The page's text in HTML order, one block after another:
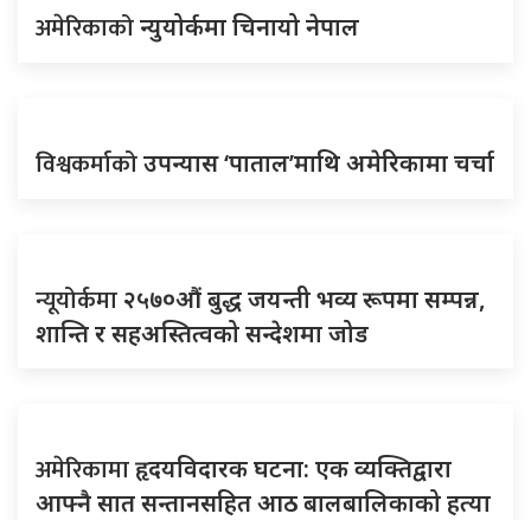
अमेरिकाकोन्युयोर्कमा चिनायो नेपाल
विश्वकर्माकोउपन्यास ‘पाताल’माथि अमेरिकामा चर्चा
न्यूयोर्कमा २५७०औं बुद्ध जयन्ती भव्य रूपमा सम्पन्न,
शान्ति र सहअस्तित्वको सन्देशमा जोड
अमेरिकामाहृदयविदारक घटना: एक व्यक्तिद्वारा
आफ्नै सात सन्तानसहित आठ बालबालिकाको हत्या